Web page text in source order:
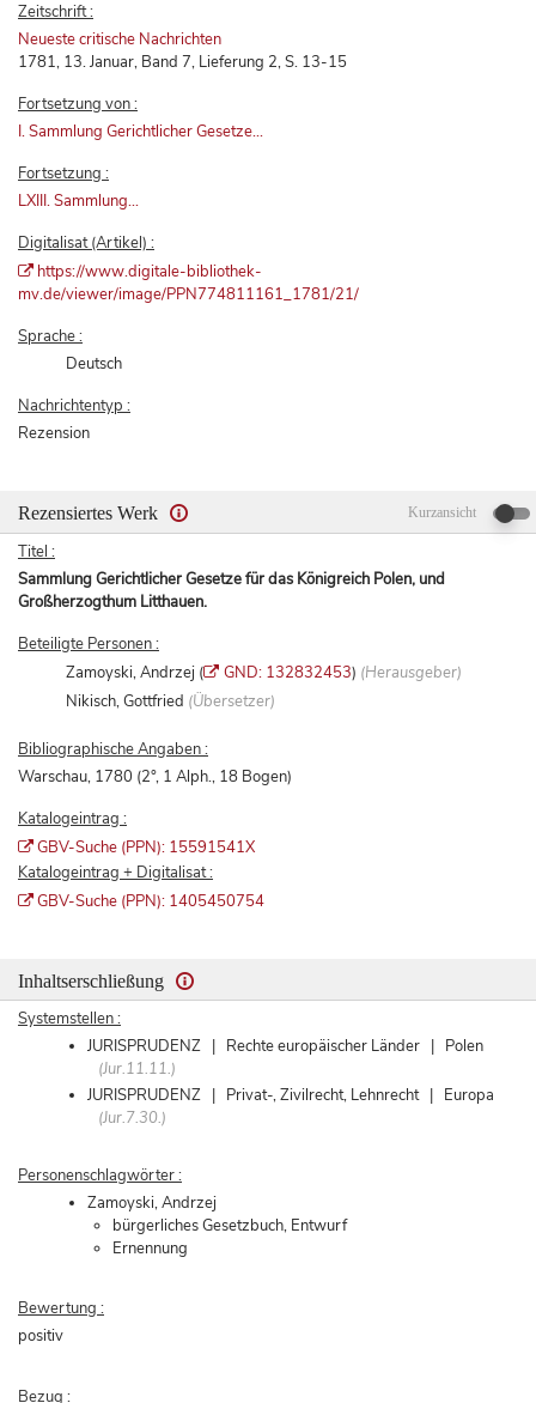
Zeitschrift :
Neueste critische Nachrichten
1781, 13. Januar, Band 7, Lieferung 2, S. 13-15
Fortsetzung von :
I. Sammlung Gerichtlicher Gesetze...
Fortsetzung :
LXIII. Sammlung...
Digitalisat (Artikel) :
https://www.digitale-bibliothek-
mv.de/viewer/image/PPN774811161_1781/21/
Sprache :
Deutsch
Nachrichtentyp :
Rezension
Rezensiertes Werk Kurzansicht
Titel :
Sammlung Gerichtlicher Gesetze für das Königreich Polen, und
Großherzogthum Litthauen.
Beteiligte Personen :
Zamoyski, Andrzej (
GND: 132832453) (Herausgeber)
Nikisch, Gottfried (Übersetzer)
Bibliographische Angaben :
Warschau, 1780 (2°, 1 Alph., 18 Bogen)
Katalogeintrag :
GBV-Suche (PPN): 15591541X
Katalogeintrag + Digitalisat :
GBV-Suche (PPN): 1405450754
Inhaltserschließung
Systemstellen :
JURISPRUDENZ | Rechte europäischer Länder | Polen
(Jur.11.11.)
JURISPRUDENZ | Privat-, Zivilrecht, Lehnrecht | Europa
(Jur.7.30.)
Personenschlagwörter :
Zamoyski, Andrzej
bürgerliches Gesetzbuch, Entwurf
Ernennung
Bewertung :
positiv
Bezug :